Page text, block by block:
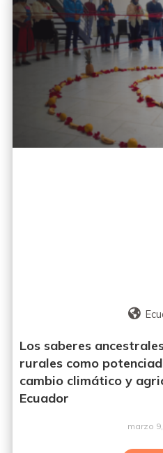
Los saberes
rurales como
cambio climático y
Ecuador
marzo